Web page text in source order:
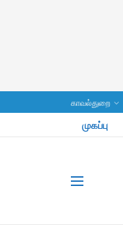
காவல்துறை
முகப்பு